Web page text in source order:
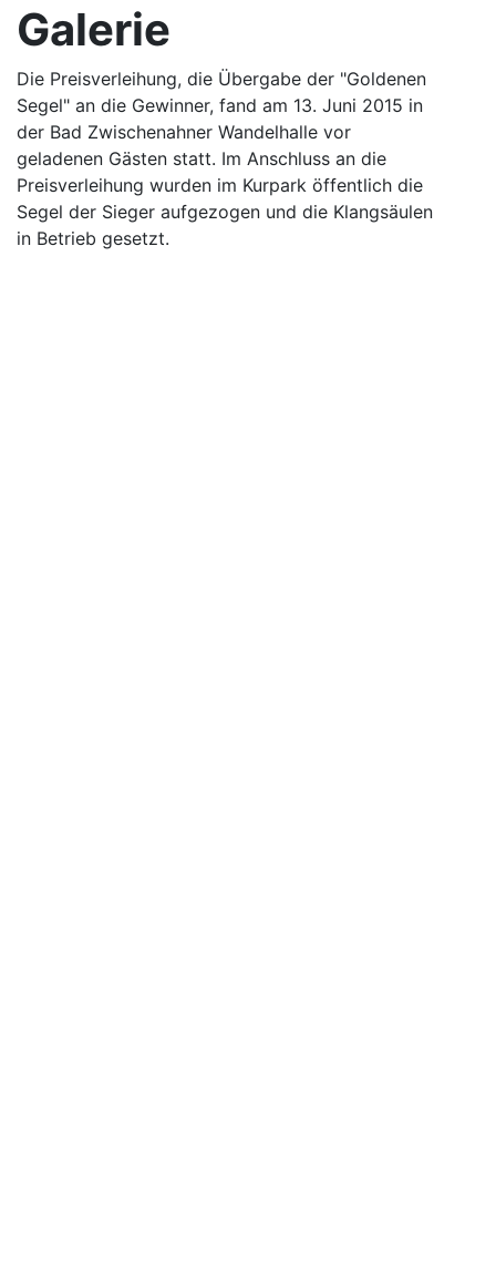
Galerie
Die Preisverleihung, die Übergabe der "Goldenen
Segel" an die Gewinner, fand am 13. Juni 2015 in
der Bad Zwischenahner Wandelhalle vor
geladenen Gästen statt. Im Anschluss an die
Preisverleihung wurden im Kurpark öffentlich die
Segel der Sieger aufgezogen und die Klangsäulen
in Betrieb gesetzt.